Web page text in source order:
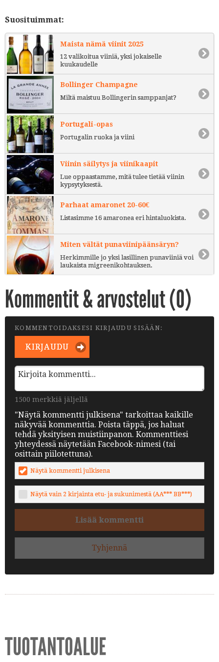
Suosituimmat:
Maista nämä viinit 2025
12 valikoitua viiniä, yksi jokaiselle
kuukaudelle
Bollinger Champagne
Miltä maistuu Bollingerin samppanjat?
Portugali-opas
Portugalin ruoka ja viini
Viinin säilytys ja viinikaapit
Lue oppaastamme, mitä tulee tietää viinin
kypsytyksestä.
Parhaat amaronet 20-60€
Listasimme 16 amaronea eri hintaluokista.
Miten vältät punaviinipäänsäryn?
Herkimmille jo yksi lasillinen punaviiniä voi
laukaista migreenikohtauksen.
Kommentit & arvostelut (0)
KOMMENTOIDAKSESI KIRJAUDU SISÄÄN:
KIRJAUDU
1500 merkkiä jäljellä
"Näytä kommentti julkisena" tarkoittaa kaikille
näkyvää kommenttia. Poista täppä, jos haluat
tehdä yksityisen muistiinpanon. Kommenttiesi
yhteydessä näytetään Facebook-nimesi (tai
osittain piilotettuna).
Näytä kommentti julkisena
Näytä vain 2 kirjainta etu- ja sukunimestä (AA*** BB***)
Lisää kommentti
Tyhjennä
TUOTANTOALUE